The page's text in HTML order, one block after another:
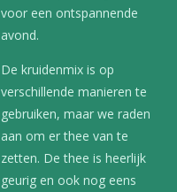
voor een ontspannende
avond.
De kruidenmix is op
verschillende manieren te
gebruiken, maar we raden
aan om er thee van te
zetten. De thee is heerlijk
geurig en ook nog eens